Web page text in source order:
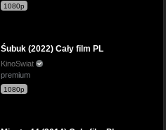
1080p
Śubuk (2022) Cały film PL
KinoSwiat
premium
1080p